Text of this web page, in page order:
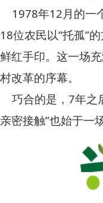
1978年12月的一
18位农民以“托孤”
鲜红手印。这一场
村改革的序幕。
巧合的是，7年之
亲密接触”也始于一